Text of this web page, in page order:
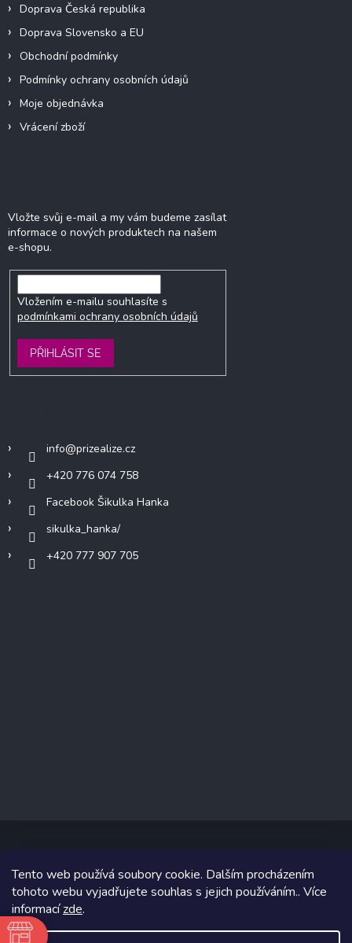
Tento web používá soubory cookie. Dalším procházením
tohoto webu vyjadřujete souhlas s jejich používáním.. Více
informacízde.
Doprava Česká republika
Doprava Slovensko a EU
Obchodní podmínky
Podmínky ochrany osobních údajů
Moje objednávka
Vrácení zboží
Vložte svůj e-mail a my vám budeme zasílat
informace o nových produktech na našem
e-shopu.
Vložením e-mailu souhlasíte s
podmínkami ochrany osobních údajů
PŘIHLÁSIT SE
info@prizealize.cz
+420 776 074 758
Facebook Šikulka Hanka
sikulka_hanka/
+420 777 907 705
Copyright 2026www.prizealize.cz. Všechna práva vyhrazena.
Grafický návrh vytvořil a na Shoptet implementoval
Shoptetak.cz.